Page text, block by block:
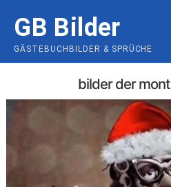
content
GB Bilder
GÄSTEBUCHBILDER & SPRÜCHE
bilder der